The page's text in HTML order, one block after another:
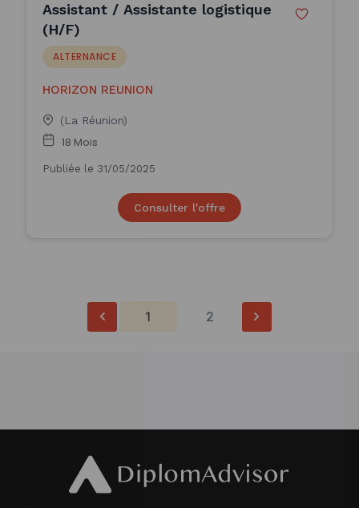
Assistant / Assistante logistique
(H/F)
ALTERNANCE
HORIZON REUNION
(La Réunion)
18 Mois
Publiée le 31/05/2025
Consulter l'offre
1 2